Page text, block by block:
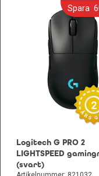
Spara
2
Logitech G PRO 2
LIGHTSPEED
(svart)